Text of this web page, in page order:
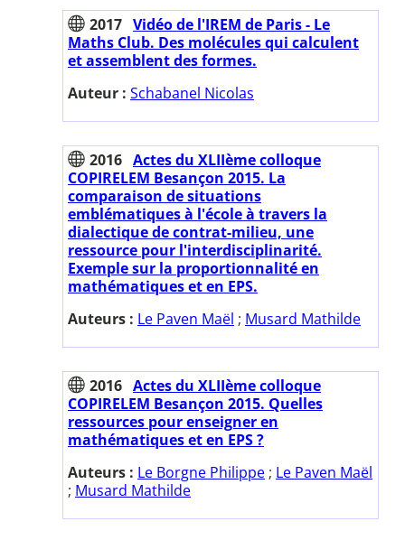
2017 Vidéo de l'IREM de Paris - Le
Maths Club. Des molécules qui calculent
et assemblent des formes.
Auteur : Schabanel Nicolas
2016 Actes du XLIIème colloque
COPIRELEM Besançon 2015. La
comparaison de situations
emblématiques à l'école à travers la
dialectique de contrat-milieu, une
ressource pour l'interdisciplinarité.
Exemple sur la proportionnalité en
mathématiques et en EPS.
Auteurs : Le Paven Maël ; Musard Mathilde
2016 Actes du XLIIème colloque
COPIRELEM Besançon 2015. Quelles
ressources pour enseigner en
mathématiques et en EPS ?
Auteurs : Le Borgne Philippe ; Le Paven Maël
; Musard Mathilde